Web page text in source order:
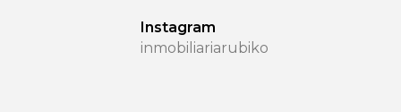
Instagram
inmobiliariarubiko